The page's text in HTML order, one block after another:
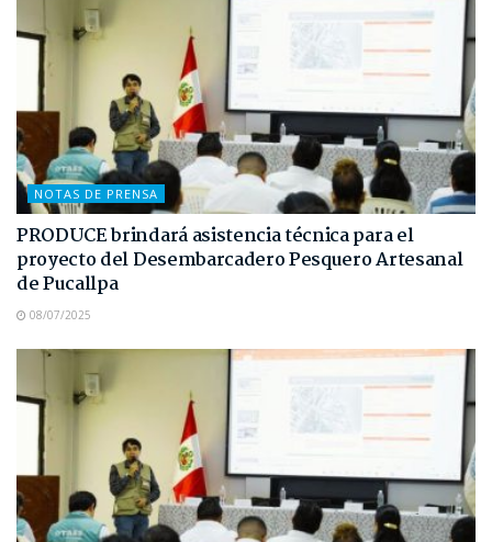
NOTAS DE PRENSA
PRODUCE brindará asistencia técnica para el
proyecto del Desembarcadero Pesquero Artesanal
de Pucallpa
08/07/2025